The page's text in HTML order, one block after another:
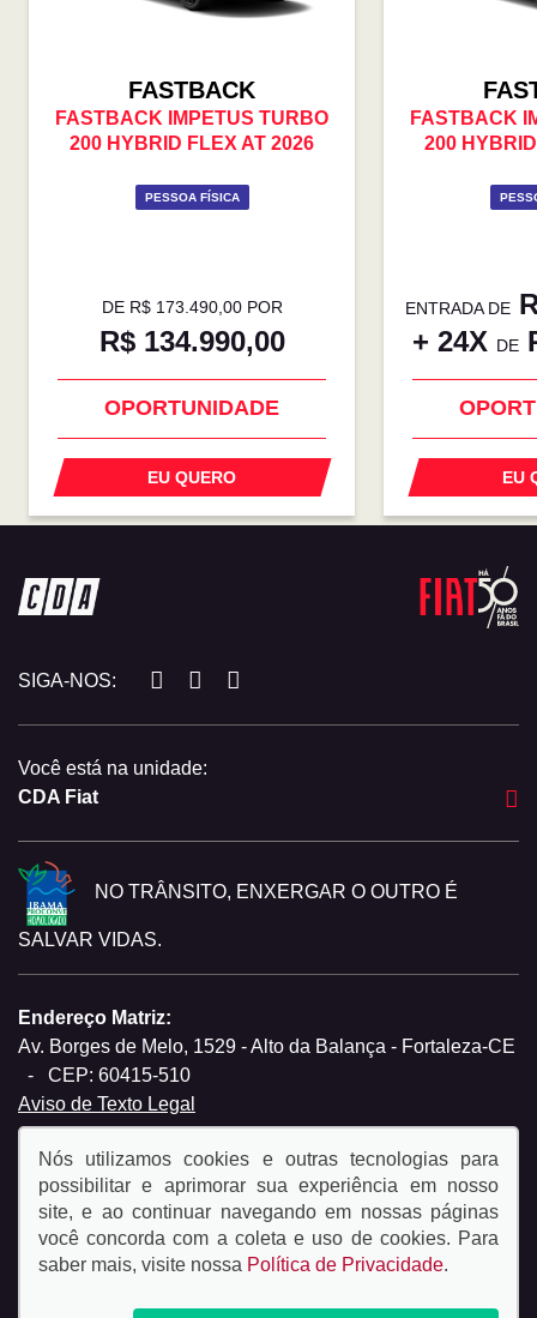
FASTBACK
FASTBACK IMPETUS TURBO
200 HYBRID FLEX AT 2026
PESSOA FÍSICA
DE R$ 173.490,00 POR
R$ 134.990,00
OPORTUNIDADE
EU QUERO
FASTBACK
200
ENTRADA DE
+ 24X DE
EU
SIGA-NOS:
Você está na unidade:
CDA Fiat
NO TRÂNSITO, ENXERGAR O OUTRO É
SALVAR VIDAS.
Endereço Matriz:
Av. Borges de Melo, 1529 - Alto da Balança - Fortaleza-CE
-
CEP: 60415-510
Aviso de Texto Legal
© Copyright 2026
Nós utilizamos cookies e outras tecnologias para
possibilitar e aprimorar sua experiência em nosso
site, e ao continuar navegando em nossas páginas
você concorda com a coleta e uso de cookies. Para
saber mais, visite nossa Política de Privacidade.